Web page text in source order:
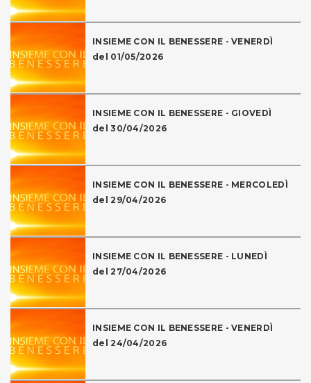
INSIEME CON IL BENESSERE - VENERDÌ
del 01/05/2026
INSIEME CON IL BENESSERE - GIOVEDÌ
del 30/04/2026
INSIEME CON IL BENESSERE - MERCOLEDÌ
del 29/04/2026
INSIEME CON IL BENESSERE - LUNEDÌ
del 27/04/2026
INSIEME CON IL BENESSERE - VENERDÌ
del 24/04/2026